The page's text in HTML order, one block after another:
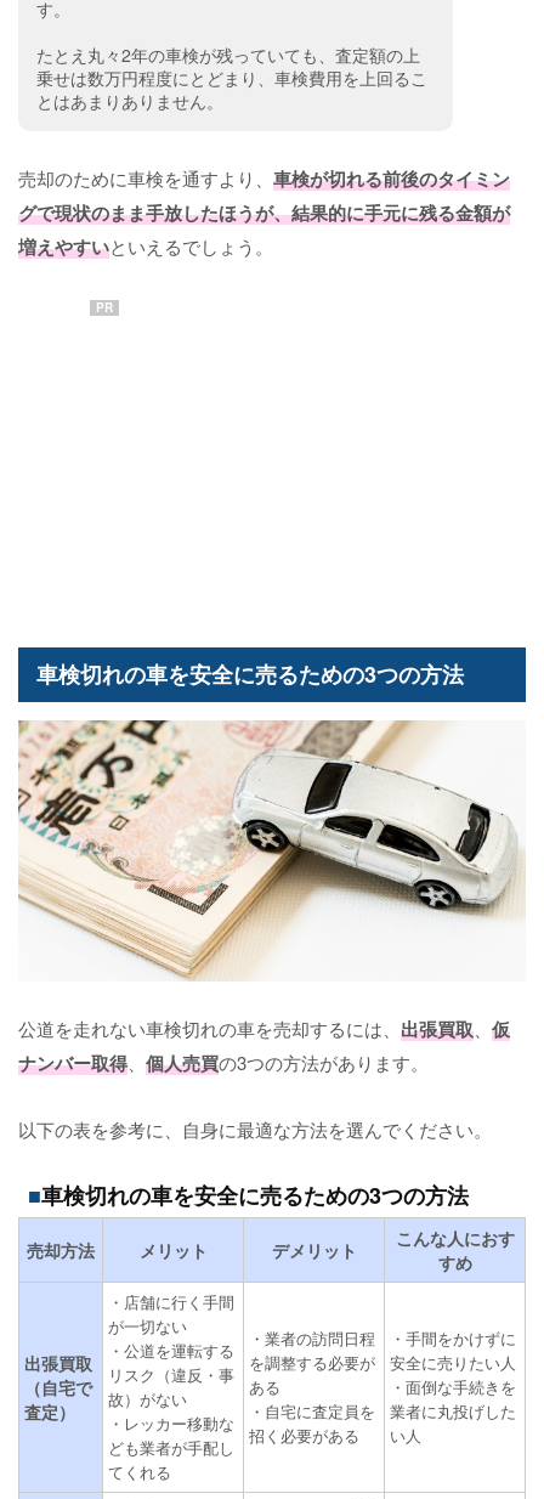
す。
たとえ丸々2年の車検が残っていても、査定額の上
乗せは数万円程度にとどまり、車検費用を上回るこ
とはあまりありません。
売却のために車検を通すより、 車検が切れる前後のタイミン
グで現状のまま手放したほうが、結果的に手元に残る金額が
増えやすいといえるでしょう。
PR
車検切れの車を安全に売るための3つの方法
公道を走れない車検切れの車を売却するには、 出張買取、 仮
ナンバー取得、 個人売買の3つの方法があります。
以下の表を参考に、自身に最適な方法を選んでください。
車検切れの車を安全に売るための3つの方法
売却方法 メリット デメリット
こんな人におす
すめ
出張買取
（自宅で
査定）
・店舗に行く手間
が一切ない
・公道を運転する
リスク（違反・事
故）がない
・レッカー移動な
ども業者が手配し
てくれる
・業者の訪問日程
を調整する必要が
ある
・自宅に査定員を
招く必要がある
・手間をかけずに
安全に売りたい人
・面倒な手続きを
業者に丸投げした
い人